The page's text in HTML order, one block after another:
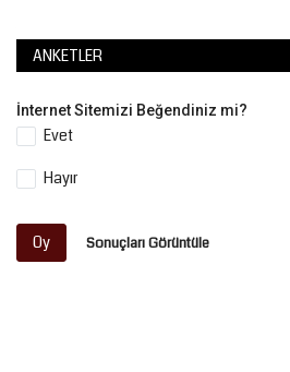
ANKETLER
İnternet Sitemizi Beğendiniz mi?
Evet
Hayır
Oy Sonuçları Görüntüle